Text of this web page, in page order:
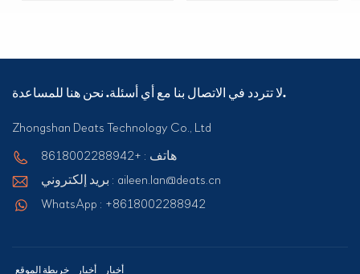
لا تتردد في الاتصال بنا مع أي أسئلة. نحن هنا للمساعدة.
Zhongshan Deats Technology Co., Ltd
هاتف : +8618002288942
بريد إلكتروني : aileen.lan@deats.cn
WhatsApp : +8618002288942
خريطة الموقع أخبار أخبار